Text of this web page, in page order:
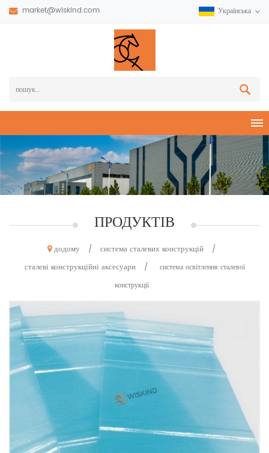
market@wiskind.com Українська
ПРОДУКТІВ
додому / система сталевих конструкцій /
сталеві конструкційні аксесуари /
система освітлення сталевої
конструкції